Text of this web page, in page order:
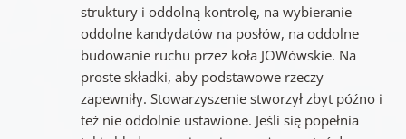
struktury i oddolną kontrolę, na wybieranie
oddolne kandydatów na posłów, na oddolne
budowanie ruchu przez koła JOWówskie. Na
proste składki, aby podstawowe rzeczy
zapewniły. Stowarzyszenie stworzył zbyt późno i
też nie oddolnie ustawione. Jeśli się popełnia